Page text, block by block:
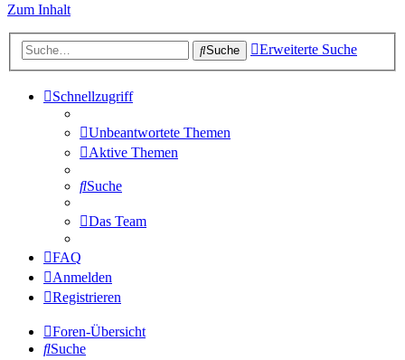
Zum Inhalt
Suche Erweiterte Suche
Schnellzugriff
Unbeantwortete Themen
Aktive Themen
Suche
Das Team
FAQ
Anmelden
Registrieren
Foren-Übersicht
Suche